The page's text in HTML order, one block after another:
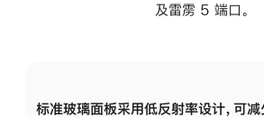
及雷雳 5 端口。
标准玻璃面板采用低反射率设计，可